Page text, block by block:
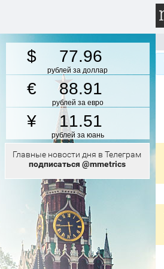
77.96
рублей за доллар
88.91
рублей за евро
11.51
рублей за юань
Главные новости дня в Телеграм
подписаться @mmetrics